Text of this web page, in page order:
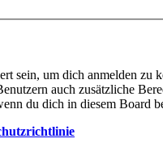
sein, um dich anmelden
auch zusätzliche
du dich in diesem Board